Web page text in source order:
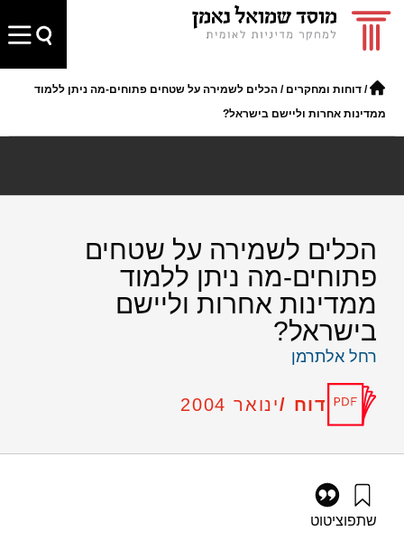
/ דוחות ומחקרים / הכלים לשמירה על שטחים פתוחים-מה ניתן ללמוד
ממדינות אחרות וליישם בישראל?
הכלים לשמירה על שטחים
פתוחים-מה ניתן ללמוד
ממדינות אחרות וליישם
בישראל?
רחל אלתרמן
דוח /ינואר 2004
שתפוציטוט